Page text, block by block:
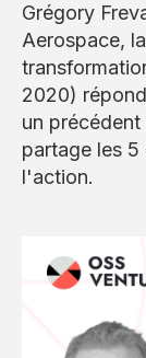
Grégory
Aerospace,
2020)
un
partage les 5
l'action.